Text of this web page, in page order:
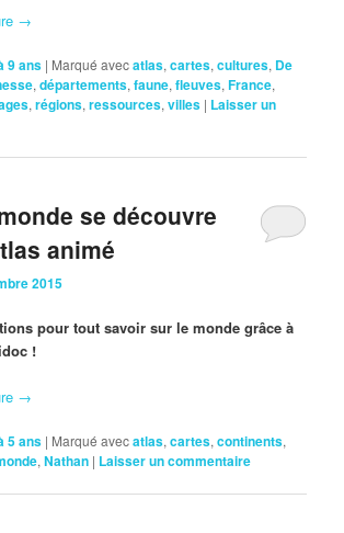
→
9 ans | Marqué avecatlas,cartes,cultures, De
,départements,faune,fleuves,France,
,régions,ressources,villes | Laisser un
se découvre
animé
2015
pour tout savoir sur le monde grâce à
!
→
5 ans | Marqué avecatlas,cartes,continents,
,Nathan | Laisser un commentaire